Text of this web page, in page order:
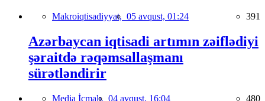
Makroiqtisadiyyat, 05 avqust, 01:24 391
Azərbaycan iqtisadi artımın zəiflədiyi
şəraitdə rəqəmsallaşmanı
sürətləndirir
Media İcmalı, 04 avqust, 16:04 480